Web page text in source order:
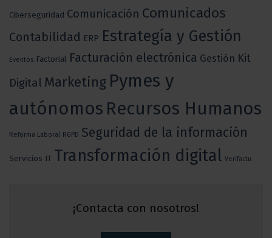
Ciberseguridad Comunicación Comunicados
Contabilidad ERP Estrategía y Gestión
Eventos Factorial Facturación electrónica Gestión Kit
Digital Marketing Pymes y
autónomos Recursos Humanos
Reforma Laboral RGPD Seguridad de la información
Servicios IT Transformación digital Verifactu
¡Contacta con nosotros!